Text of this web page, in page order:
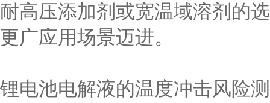
耐高压添加剂或宽温域溶剂的
更广应用场景迈进。
锂电池电解液的温度冲击风险